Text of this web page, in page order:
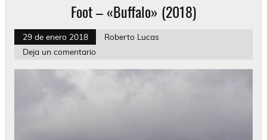
Foot – «Buffalo» (2018)
29 de enero 2018
Roberto Lucas
Deja un comentario